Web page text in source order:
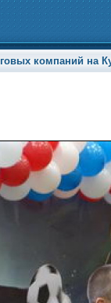
компаний на